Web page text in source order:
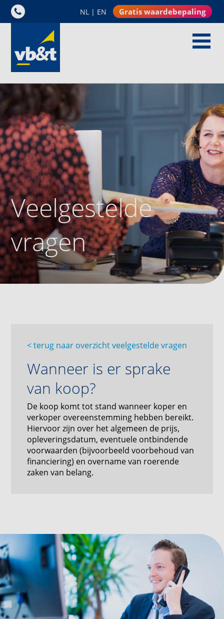
NL | EN Gratis waardebepaling
Veelgestelde
vragen
<terug naar overzicht veelgestelde vragen
Wanneer is er sprake
van koop?
De koop komt tot stand wanneer koper en
verkoper overeenstemming hebben bereikt.
Hiervoor zijn over het algemeen de prijs,
opleveringsdatum, eventuele ontbindende
voorwaarden (bijvoorbeeld voorbehoud van
financiering) en overname van roerende
zaken van belang.